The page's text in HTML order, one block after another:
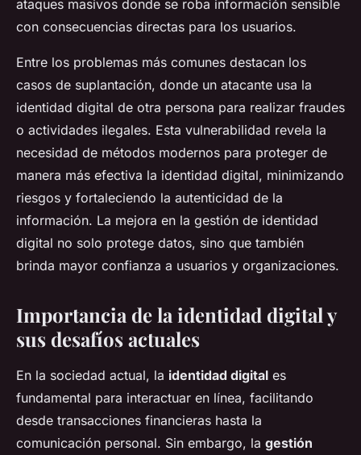
ataques masivos donde se roba información sensible
con consecuencias directas para los usuarios.
Entre los problemas más comunes destacan los
casos de suplantación, donde un atacante usa la
identidad digital de otra persona para realizar fraudes
o actividades ilegales. Esta vulnerabilidad revela la
necesidad de métodos modernos para proteger de
manera más efectiva la identidad digital, minimizando
riesgos y fortaleciendo la autenticidad de la
información. La mejora en la gestión de identidad
digital no solo protege datos, sino que también
brinda mayor confianza a usuarios y organizaciones.
Importancia de la identidad digital y
sus desafíos actuales
En la sociedad actual, la identidad digital es
fundamental para interactuar en línea, facilitando
desde transacciones financieras hasta la
comunicación personal. Sin embargo, la gestión